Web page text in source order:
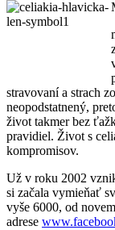
stravovaní a strach
neopodstatnený,
život takmer bez
pravidiel. Život s
kompromisov.
Už v roku 2002
si začala vymieňať
vyše 6000, od
adrese